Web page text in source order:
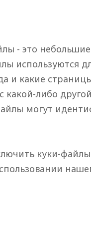
- это
используются
и какие
либо
могут
куки-